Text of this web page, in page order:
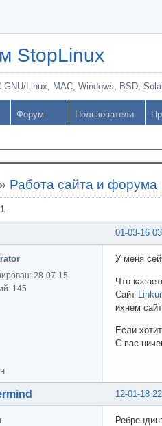
StopLinux
GNU/Linux, MAC, Windows, BSD,
Форум Пользователи
» Работа сайта и форума
1
01-03-16
28-07-15
145
У меня
Что
Сайт
ихнем
Если
С вас
12-01-18